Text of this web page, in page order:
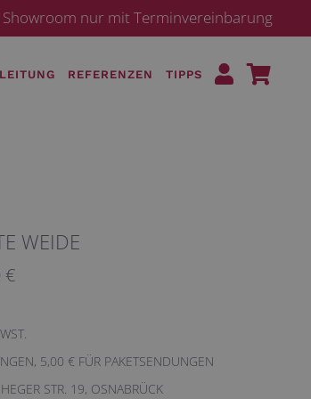
nur mit Terminvereinbarung
REFERENZEN TIPPS
WEIDE
€
5,00 € FÜR PAKETSENDUNGEN
STR. 19, OSNABRÜCK